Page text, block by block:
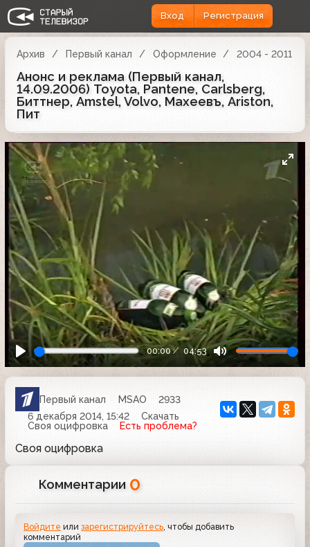
Вход Регистрация
Архив Первый канал Оформление 2004 - 2011
Анонс и реклама (Первый канал,
14.09.2006) Toyota, Pantene, Carlsberg,
Биттнер, Amstel, Volvo, Махеевъ, Ariston,
Пит
00:00 04:53
Первый канал MSAO
2933
6 декабря 2014, 15:42
Скачать
Своя оцифровка
Есть проблема?
Своя оцифровка
Комментарии 0
Войдите илизарегистрируйтесь, чтобы добавить
комментарий